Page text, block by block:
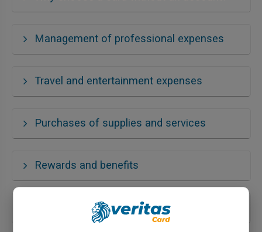
Management of professional expenses
Travel and entertainment expenses
Purchases of supplies and services
Rewards and benefits
Employee expense control